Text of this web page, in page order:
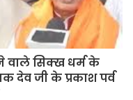
वाले सिक्ख धर्म के
देव जी के प्रकाश पर्व